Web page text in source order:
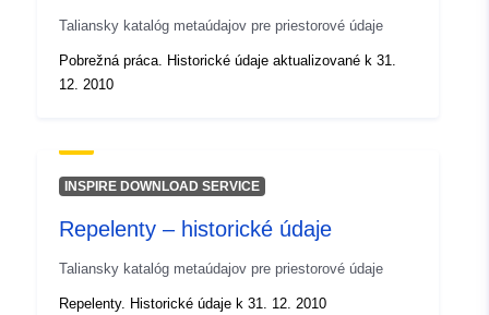
Taliansky katalóg metaúdajov pre priestorové údaje
Pobrežná práca. Historické údaje aktualizované k 31.
12. 2010
INSPIRE DOWNLOAD SERVICE
Repelenty – historické údaje
Taliansky katalóg metaúdajov pre priestorové údaje
Repelenty. Historické údaje k 31. 12. 2010